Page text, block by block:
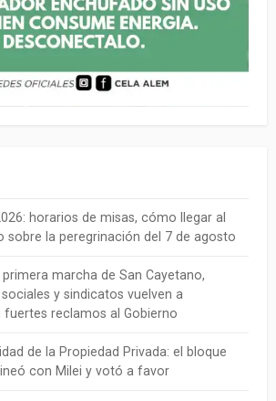
horarios de misas, cómo llegar al
sobre la peregrinación del 7 de agosto
marcha de San Cayetano,
y sindicatos vuelven a
reclamos al Gobierno
de la Propiedad Privada: el bloque
con Milei y votó a favor